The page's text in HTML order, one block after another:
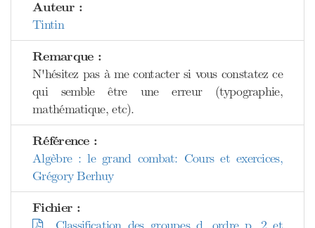
Auteur :
Tintin
Remarque :
N'hésitez pas à me contacter si vous constatez ce
qui semble être une erreur (typographie,
mathématique, etc).
Référence :
Algèbre : le grand combat: Cours et exercices,
Grégory Berhuy
Fichier :